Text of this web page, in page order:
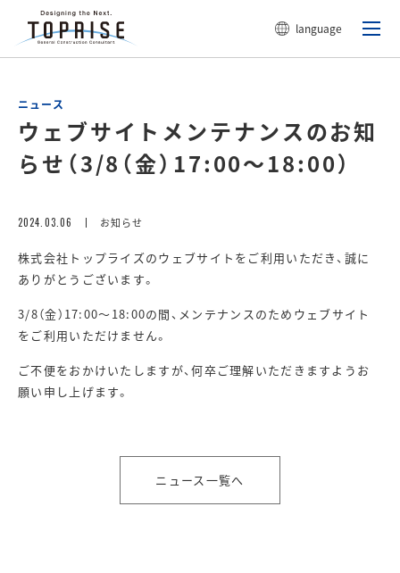
language
ニュース
ウェブサイトメンテナンスのお知
らせ（3/8（金）17:00～18:00）
2024.03.06 お知らせ
株式会社トップライズのウェブサイトをご利用いただき、誠に
ありがとうございます。
3/8（金）17:00～18:00の間、メンテナンスのためウェブサイト
をご利用いただけません。
ご不便をおかけいたしますが、何卒ご理解いただきますようお
願い申し上げます。
ニュース一覧へ